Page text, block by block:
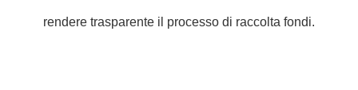
rendere trasparente il processo di raccolta fondi.